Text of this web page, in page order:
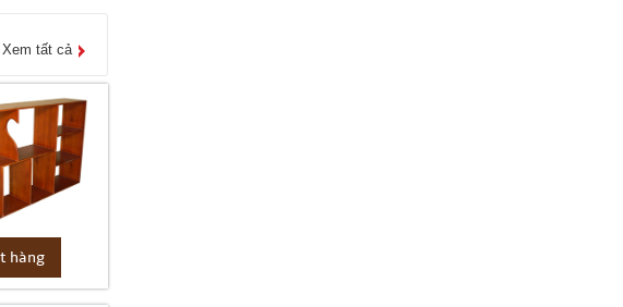
Xem tất cả
hàng